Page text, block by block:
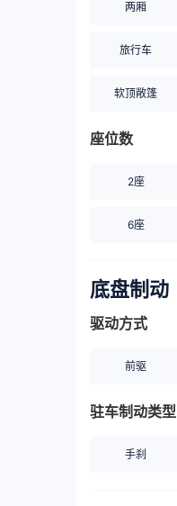
两厢
旅行车
软顶敞篷
座位数
2座
6座
底盘制动
驱动方式
前驱
驻车制动类型
手刹